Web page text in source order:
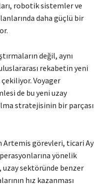
robotik sistemler ve
daha güçlü bir
değil, aynı
rekabetin yeni
Voyager
de bu yeni uzay
stratejisinin bir parçası
Artemis görevleri, ticari Ay
yönelik
uzay sektöründe benzer
hız kazanması